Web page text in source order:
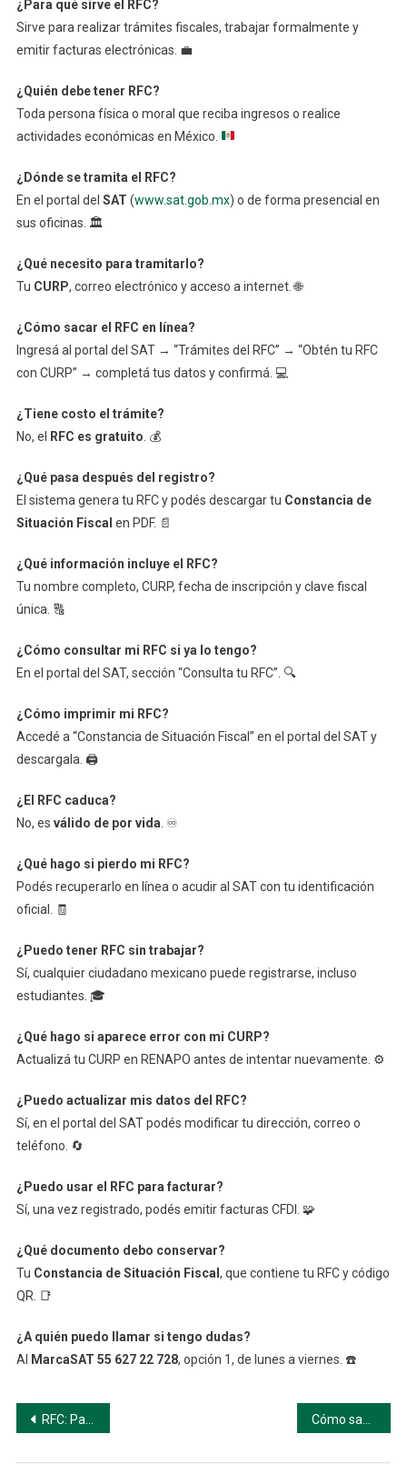
¿Para qué sirve el RFC?
Sirve para realizar trámites fiscales, trabajar formalmente y
emitir facturas electrónicas. 💼
¿Quién debe tener RFC?
Toda persona física o moral que reciba ingresos o realice
actividades económicas en México.
¿Dónde se tramita el RFC?
En el portal del SAT (www.sat.gob.mx) o de forma presencial en
sus oficinas. 🏛️
¿Qué necesito para tramitarlo?
Tu CURP, correo electrónico y acceso a internet. 🌐
¿Cómo sacar el RFC en línea?
Ingresá al portal del SAT → “Trámites del RFC” → “Obtén tu RFC
con CURP” → completá tus datos y confirmá. 💻
¿Tiene costo el trámite?
No, el
RFC es gratuito . 💰
¿Qué pasa después del registro?
El sistema genera tu RFC y podés descargar tu Constancia de
Situación Fiscal en PDF. 📄
¿Qué información incluye el RFC?
Tu nombre completo, CURP, fecha de inscripción y clave fiscal
única. 🔠
¿Cómo consultar mi RFC si ya lo tengo?
En el portal del SAT, sección “Consulta tu RFC”. 🔍
¿Cómo imprimir mi RFC?
Accedé a “Constancia de Situación Fiscal” en el portal del SAT y
descargala. 🖨️
¿El RFC caduca?
No, es válido de por vida . ♾️
¿Qué hago si pierdo mi RFC?
Podés recuperarlo en línea o acudir al SAT con tu identificación
oficial. 🧾
¿Puedo tener RFC sin trabajar?
Sí, cualquier ciudadano mexicano puede registrarse, incluso
estudiantes. 🎓
¿Qué hago si aparece error con mi CURP?
Actualizá tu CURP en RENAPO antes de intentar nuevamente. ⚙️
¿Puedo actualizar mis datos del RFC?
Sí, en el portal del SAT podés modificar tu dirección, correo o
teléfono. 🔄
¿Puedo usar el RFC para facturar?
Sí, una vez registrado, podés emitir facturas CFDI. 🧩
¿Qué documento debo conservar?
Tu Constancia de Situación Fiscal , que contiene tu RFC y código
QR. 📑
¿A quién puedo llamar si tengo dudas?
Al
MarcaSAT 55 627 22 728, opción 1, de lunes a viernes. ☎️
Navegación
de
RFC: Paso a Paso